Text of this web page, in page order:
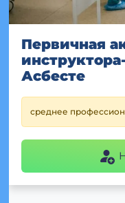
Первичная
Асбесте
среднее